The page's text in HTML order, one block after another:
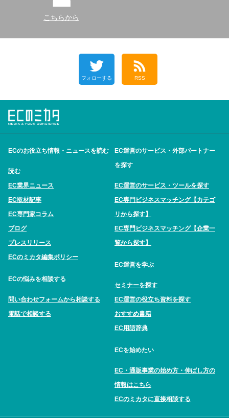
こちらから
フォローする RSS
ECのお役立ち情報・ニュースを読む
読む
EC業界ニュース
EC取材記事
EC専門家コラム
ブログ
プレスリリース
ECのミカタ編集ポリシー
ECの悩みを相談する
問い合わせフォームから相談する
電話で相談する
EC運営のサービス・外部パートナー
を探す
EC運営のサービス・ツールを探す
EC専門ビジネスマッチング【カテゴ
リから探す】
EC専門ビジネスマッチング【企業一
覧から探す】
EC運営を学ぶ
セミナーを探す
EC運営の役立ち資料を探す
おすすめ書籍
EC用語辞典
ECを始めたい
EC・通販事業の始め方・伸ばし方の
情報はこちら
ECのミカタに直接相談する